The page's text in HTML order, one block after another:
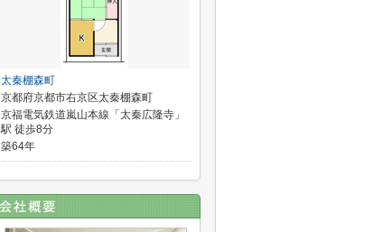
太秦棚森町
京都府京都市右京区太秦棚森町
京福電気鉄道嵐山本線「太秦広隆寺」
駅 徒歩8分
築64年